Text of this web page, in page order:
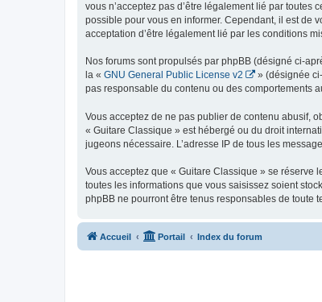
vous n’acceptez pas d’être légalement lié par toutes
possible pour vous en informer. Cependant, il est de
acceptation d’être légalement lié par les conditions
Nos forums sont propulsés par phpBB (désigné ci-
la « GNU General Public License v2 » (désignée
pas responsable du contenu ou des comportements
Vous acceptez de ne pas publier de contenu abusif,
« Guitare Classique » est hébergé ou du droit
jugeons nécessaire. L’adresse IP de tous les
Vous acceptez que « Guitare Classique » se réserve
toutes les informations que vous saisissez soient
phpBB ne pourront être tenus responsables de toute
Accueil Portail Index du forum